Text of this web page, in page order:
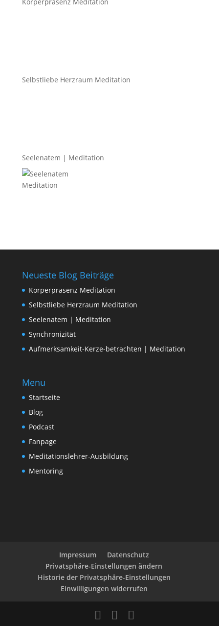
Selbstliebe Herzraum Meditation
Seelenatem | Meditation
Neueste Blog Beiträge
Körperpräsenz Meditation
Selbstliebe Herzraum Meditation
Seelenatem | Meditation
Synchronizität
Aufmerksamkeit-Kerze-betrachten | Meditation
Menu
Startseite
Blog
Podcast
Fanpage
Meditationslehrer-Ausbildung
Mentoring
Impressum
Datenschutz
Privatsphäre-Einstellungen ändern
Historie der Privatsphäre-Einstellungen
Einwilligungen widerrufen